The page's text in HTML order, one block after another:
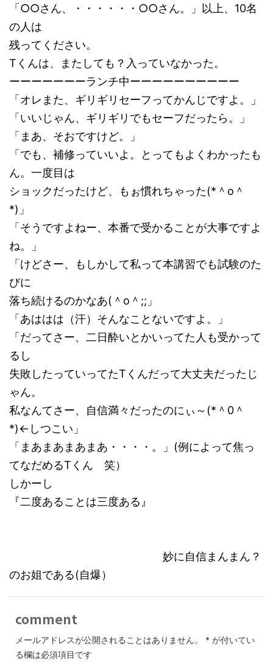
「○○さん、・・・・・・○○さん。」以上、10名
の人は
残ってください。
Tくんは、またしても？入っていなかった。
ーーーーーーーランチ中ーーーーーーーーーー
「オレまた、ギリギリセーフってかんじですよ。」
「いいじゃん、ギリギリでもセーフだったら。」
「まあ、そおですけど。」
「でも、補修っていいよ。とってもよくわかったも
ん。一度目は
ショックだったけど、もぉ慣れちゃった(*＾o＾
*)」
「そうですよねー、本番で受かることが大事ですよ
ね。」
「けどさー、もしかして私って本講習でも試験のた
びに
落ち続けるのかなあ(＾o＾;;」
「あははは（汗）そんなことないですよ。」
「だってさー、二日酔いとかいってた人も受かって
るし
失敗したっていってたTくんだって大丈夫だったじ
ゃん。
私なんてさー、自信満々だったのにぃ～(*＾0＾
*)←しつこい」
「まあまあまあまあ・・・・。」(例によって焦っ
てなだめるTくん 笑）
しかーし
『二度あることは三度ある』
妙に自信まんまん？
のお姐である(自爆）
comment
メールアドレスが公開されることはありません。 * が付いてい
る欄は必須項目です